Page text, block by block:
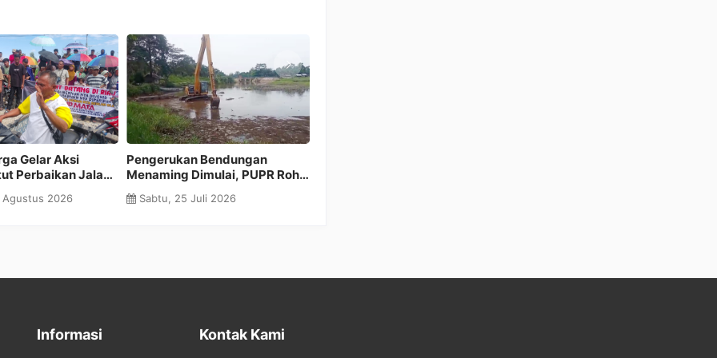
Pelantikan Raja Huta
Timur, Tokoh Adat
Calon yang Akan
22 Juli 2026
Menembus Batas
Keterbatasan: Langkah Berani
demi RSUD dan MPP Rokan
Sabtu, 18 Juli 2026
Informasi Kontak Kami